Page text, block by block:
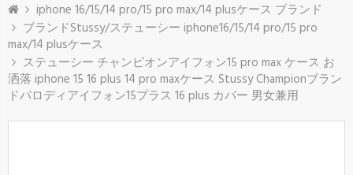
iphone 16/15/14 pro/15 pro max/14 plusケース ブランド
ブランドStussy/ステューシー iphone16/15/14 pro/15 pro
max/14 plusケース
ステューシー チャンピオンアイフォン15 pro max ケース お
洒落 iphone 15 16 plus 14 pro maxケース Stussy Championブラン
ドパロディアイフォン15プラス 16 plus カバー 男女兼用